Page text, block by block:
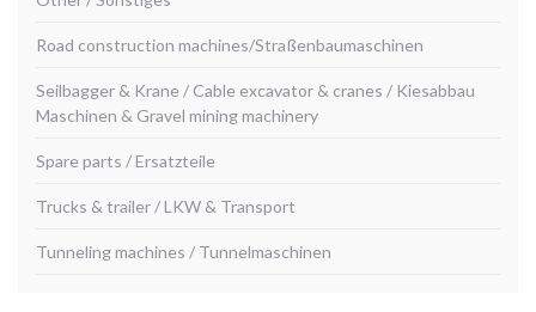
Road construction machines/Straßenbaumaschinen
Seilbagger & Krane / Cable excavator & cranes / Kiesabbau
Maschinen & Gravel mining machinery
Spare parts / Ersatzteile
Trucks & trailer / LKW & Transport
Tunneling machines / Tunnelmaschinen